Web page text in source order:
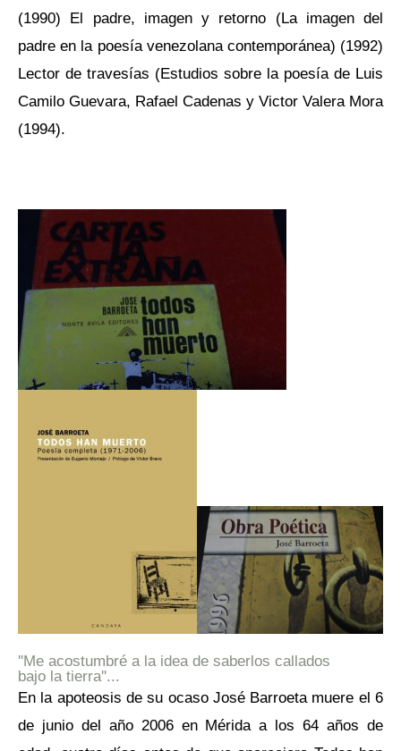
(1990) El padre, imagen y retorno (La imagen del
padre en la poesía venezolana contemporánea) (1992)
Lector de travesías (Estudios sobre la poesía de Luis
Camilo Guevara, Rafael Cadenas y Victor Valera Mora
(1994).
''Me acostumbré a la idea de saberlos callados
bajo la tierra''...
En la apoteosis de su ocaso José Barroeta muere el 6
de junio del año 2006 en Mérida a los 64 años de